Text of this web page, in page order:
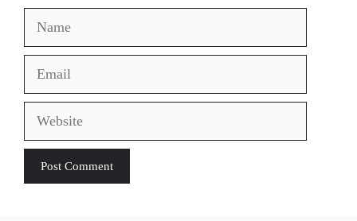
Name
Email
Website